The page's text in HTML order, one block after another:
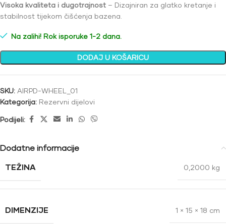
Visoka kvaliteta i dugotrajnost – Dizajniran za glatko kretanje i
stabilnost tijekom čišćenja bazena.
Na zalihi! Rok isporuke 1-2 dana.
DODAJ U KOŠARICU
SKU: AIRPD-WHEEL_01
Kategorija: Rezervni dijelovi
Podijeli:
Dodatne informacije
TEŽINA
0,2000 kg
DIMENZIJE 1 × 15 × 18 cm